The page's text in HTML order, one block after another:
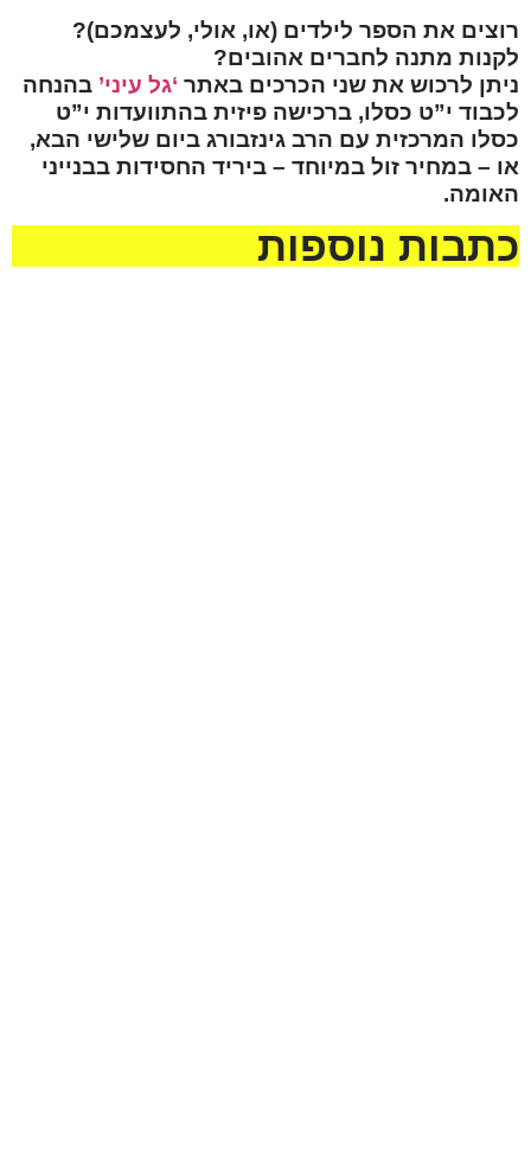
כתבות נוספות
רוצים את הספר לילדים (או, אולי, לעצמכם)?
לקנות מתנה לחברים אהובים?
ניתן לרכוש את שני הכרכים באתר ‘גל עיני’ בהנחה
לכבוד י”ט כסלו, ברכישה פיזית בהתוועדות י”ט
כסלו המרכזית עם הרב גינזבורג ביום שלישי הבא,
או – במחיר זול במיוחד – ביריד החסידות בבנייני
האומה.